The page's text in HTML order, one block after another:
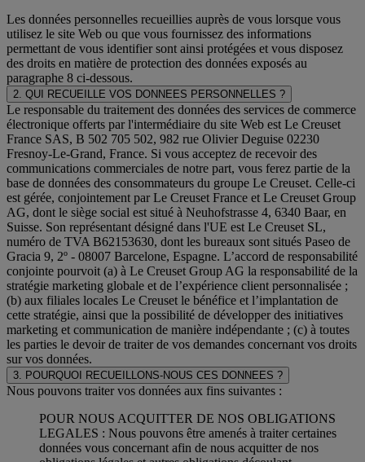
Les données personnelles recueillies auprès de vous lorsque vous
utilisez le site Web ou que vous fournissez des informations
permettant de vous identifier sont ainsi protégées et vous disposez
des droits en matière de protection des données exposés au
paragraphe 8 ci-dessous.
2. QUI RECUEILLE VOS DONNEES PERSONNELLES ?
Le responsable du traitement des données des services de commerce
électronique offerts par l'intermédiaire du site Web est Le Creuset
France SAS, B 502 705 502, 982 rue Olivier Deguise 02230
Fresnoy-Le-Grand, France. Si vous acceptez de recevoir des
communications commerciales de notre part, vous ferez partie de la
base de données des consommateurs du groupe Le Creuset. Celle-ci
est gérée, conjointement par Le Creuset France et Le Creuset Group
AG, dont le siège social est situé à Neuhofstrasse 4, 6340 Baar, en
Suisse. Son représentant désigné dans l'UE est Le Creuset SL,
numéro de TVA B62153630, dont les bureaux sont situés Paseo de
Gracia 9, 2º - 08007 Barcelone, Espagne. L’accord de responsabilité
conjointe pourvoit (a) à Le Creuset Group AG la responsabilité de la
stratégie marketing globale et de l’expérience client personnalisée ;
(b) aux filiales locales Le Creuset le bénéfice et l’implantation de
cette stratégie, ainsi que la possibilité de développer des initiatives
marketing et communication de manière indépendante ; (c) à toutes
les parties le devoir de traiter de vos demandes concernant vos droits
sur vos données.
3. POURQUOI RECUEILLONS-NOUS CES DONNEES ?
Nous pouvons traiter vos données aux fins suivantes :
POUR NOUS ACQUITTER DE NOS OBLIGATIONS
LEGALES : Nous pouvons être amenés à traiter certaines
données vous concernant afin de nous acquitter de nos